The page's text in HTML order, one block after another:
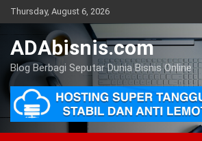
Skip
to
Thursday, August 6, 2026
ADAbisnis.com
Blog Berbagi Seputar Dunia Bisnis Online